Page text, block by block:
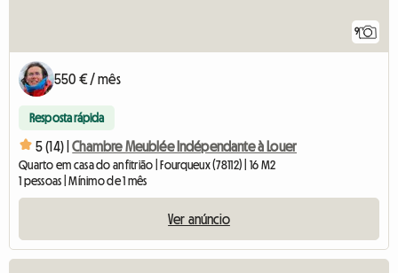
9
550 € / mês
Resposta rápida
5 (14) | Chambre Meublée Indépendante à Louer
Quarto em casa do anfitrião | Fourqueux (78112) | 16 M2
1 pessoas | Mínimo de 1 mês
Ver anúncio